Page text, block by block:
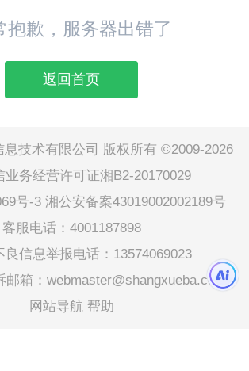
抱歉，服务器出错了
返回首页
息技术有限公司 版权所有 ©2009-2026
业务经营许可证湘B2-20170029
号-3 湘公安备案43019002002189号
客服电话：4001187898
良信息举报电话：13574069023
邮箱：webmaster@shangxueba.com
网站导航 帮助